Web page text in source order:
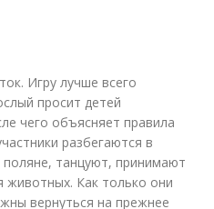
Игру лучше всего
просит детей
чего объясняет правила
разбегаются в
танцуют, принимают
животных. Как только они
вернуться на прежнее